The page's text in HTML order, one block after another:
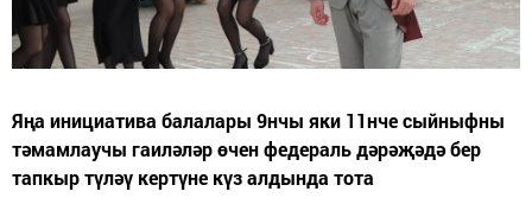
Яңа инициатива балалары 9нчы яки 11нче сыйныфны
тәмамлаучы гаиләләр өчен федераль дәрәҗәдә бер
тапкыр түләү кертүне күз алдында тота